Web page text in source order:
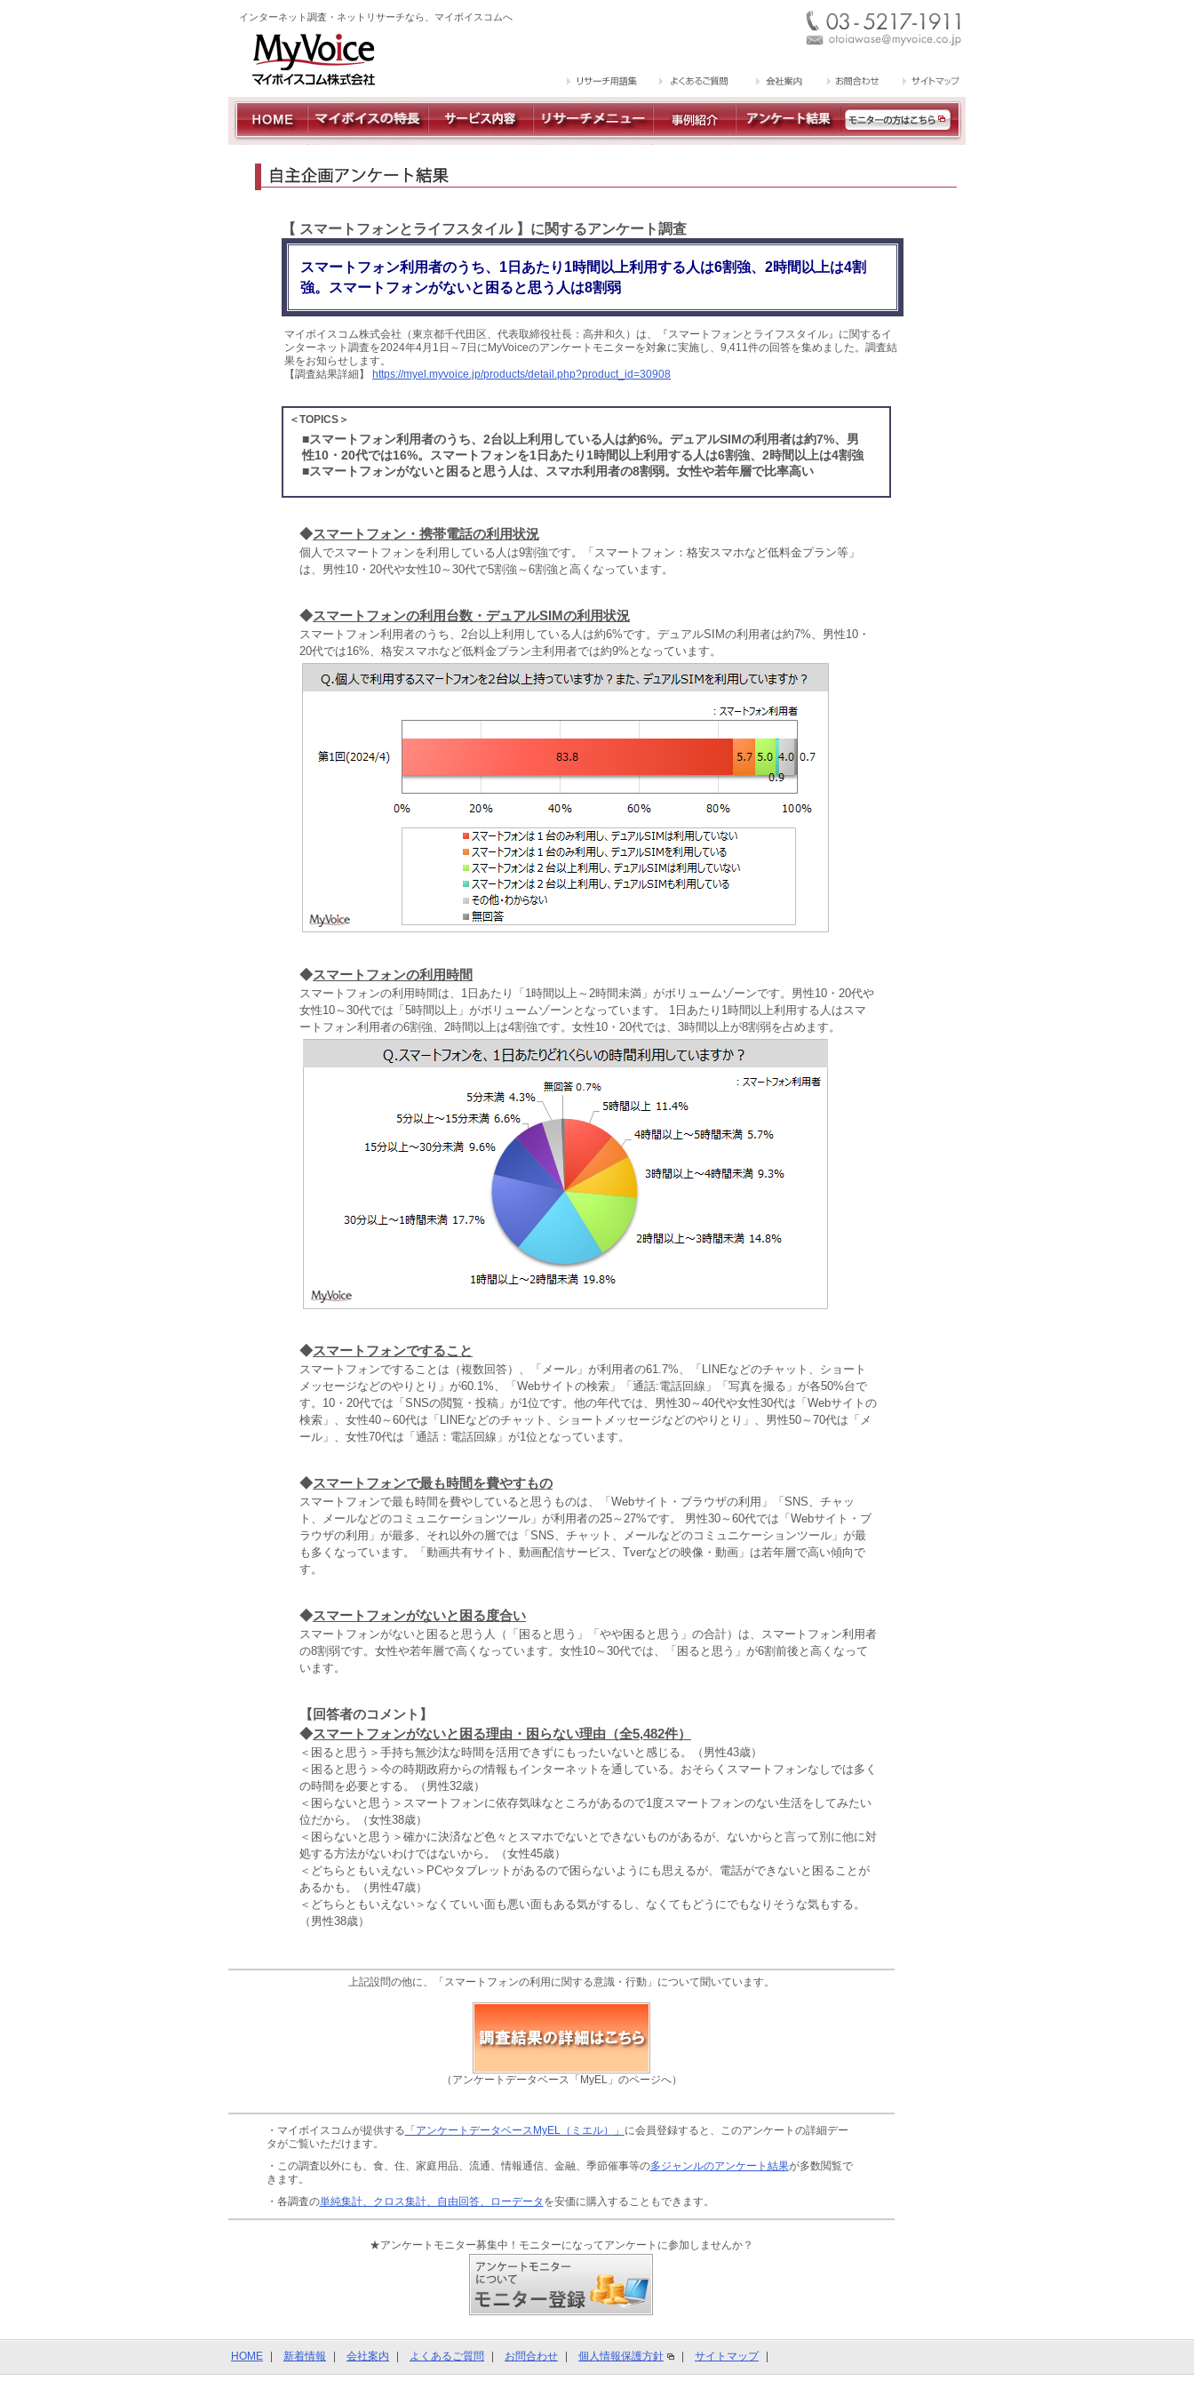
インターネット調査・ネットリサーチなら、マイボイスコムへ
【 スマートフォンとライフスタイル 】に関するアンケート調査
スマートフォン利用者のうち、1日あたり1時間以上利用する人は6割強、2時間以上は4割
強。スマートフォンがないと困ると思う人は8割弱
マイボイスコム株式会社（東京都千代田区、代表取締役社長：高井和久）は、『スマートフォンとライフスタイル』に関するイ
ンターネット調査を2024年4月1日～7日にMyVoiceのアンケートモニターを対象に実施し、9,411件の回答を集めました。調査結
果をお知らせします。
【調査結果詳細】
https://myel.myvoice.jp/products/detail.php?product_id=30908
＜TOPICS＞
■スマートフォン利用者のうち、2台以上利用している人は約6%。デュアルSIMの利用者は約7%、男
性10・20代では16%。スマートフォンを1日あたり1時間以上利用する人は6割強、2時間以上は4割強
■スマートフォンがないと困ると思う人は、スマホ利用者の8割弱。女性や若年層で比率高い
◆スマートフォン・携帯電話の利用状況
個人でスマートフォンを利用している人は9割強です。「スマートフォン：格安スマホなど低料金プラン等」
は、男性10・20代や女性10～30代で5割強～6割強と高くなっています。
◆スマートフォンの利用台数・デュアルSIMの利用状況
スマートフォン利用者のうち、2台以上利用している人は約6%です。デュアルSIMの利用者は約7%、男性10・
20代では16%、格安スマホなど低料金プラン主利用者では約9%となっています。
◆スマートフォンの利用時間
スマートフォンの利用時間は、1日あたり「1時間以上～2時間未満」がボリュームゾーンです。男性10・20代や
女性10～30代では「5時間以上」がボリュームゾーンとなっています。 1日あたり1時間以上利用する人はスマ
ートフォン利用者の6割強、2時間以上は4割強です。女性10・20代では、3時間以上が8割弱を占めます。
◆スマートフォンですること
スマートフォンですることは（複数回答）、「メール」が利用者の61.7%、「LINEなどのチャット、ショート
メッセージなどのやりとり」が60.1%、「Webサイトの検索」「通話:電話回線」「写真を撮る」が各50%台で
す。10・20代では「SNSの閲覧・投稿」が1位です。他の年代では、男性30～40代や女性30代は「Webサイトの
検索」、女性40～60代は「LINEなどのチャット、ショートメッセージなどのやりとり」、男性50～70代は「メ
ール」、女性70代は「通話：電話回線」が1位となっています。
◆スマートフォンで最も時間を費やすもの
スマートフォンで最も時間を費やしていると思うものは、「Webサイト・ブラウザの利用」「SNS、チャッ
ト、メールなどのコミュニケーションツール」が利用者の25～27%です。 男性30～60代では「Webサイト・ブ
ラウザの利用」が最多、それ以外の層では「SNS、チャット、メールなどのコミュニケーションツール」が最
も多くなっています。「動画共有サイト、動画配信サービス、Tverなどの映像・動画」は若年層で高い傾向で
す。
◆スマートフォンがないと困る度合い
スマートフォンがないと困ると思う人（「困ると思う」「やや困ると思う」の合計）は、スマートフォン利用者
の8割弱です。女性や若年層で高くなっています。女性10～30代では、「困ると思う」が6割前後と高くなって
います。
【回答者のコメント】
◆スマートフォンがないと困る理由・困らない理由（全5,482件）
＜困ると思う＞手持ち無沙汰な時間を活用できずにもったいないと感じる。（男性43歳）
＜困ると思う＞今の時期政府からの情報もインターネットを通している。おそらくスマートフォンなしでは多く
の時間を必要とする。（男性32歳）
＜困らないと思う＞スマートフォンに依存気味なところがあるので1度スマートフォンのない生活をしてみたい
位だから。（女性38歳）
＜困らないと思う＞確かに決済など色々とスマホでないとできないものがあるが、ないからと言って別に他に対
処する方法がないわけではないから。（女性45歳）
＜どちらともいえない＞PCやタブレットがあるので困らないようにも思えるが、電話ができないと困ることが
あるかも。（男性47歳）
＜どちらともいえない＞なくていい面も悪い面もある気がするし、なくてもどうにでもなりそうな気もする。
（男性38歳）
上記設問の他に、「スマートフォンの利用に関する意識・行動」について聞いています。
（アンケートデータベース「MyEL」のページへ）
・マイボイスコムが提供する 「アンケートデータベースMyEL（ミエル）」 に会員登録すると、このアンケートの詳細デー
タがご覧いただけます。
・この調査以外にも、食、住、家庭用品、流通、情報通信、金融、季節催事等の多ジャンルのアンケート結果が多数閲覧で
きます。
・各調査の単純集計、クロス集計、自由回答、ローデータ を安価に購入することもできます。
★アンケートモニター募集中！モニターになってアンケートに参加しませんか？
HOME 新着情報 会社案内 よくあるご質問 お問合わせ 個人情報保護方針 サイトマップ